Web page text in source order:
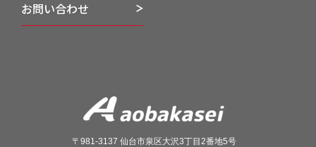
お問い合わせ
〒981-3137 仙台市泉区大沢3丁目2番地5号